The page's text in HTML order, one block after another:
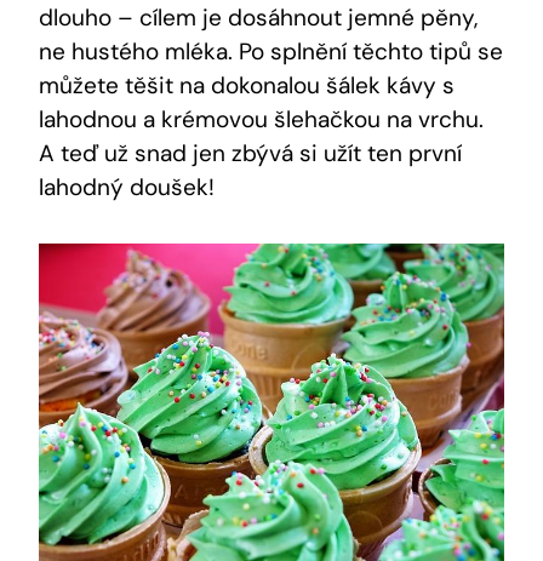
dlouho – cílem je dosáhnout jemné pěny,
ne hustého mléka. Po splnění těchto tipů se
můžete těšit na dokonalou šálek kávy s
lahodnou a krémovou šlehačkou na vrchu.
A teď už snad jen zbývá si užít ten první
lahodný doušek!